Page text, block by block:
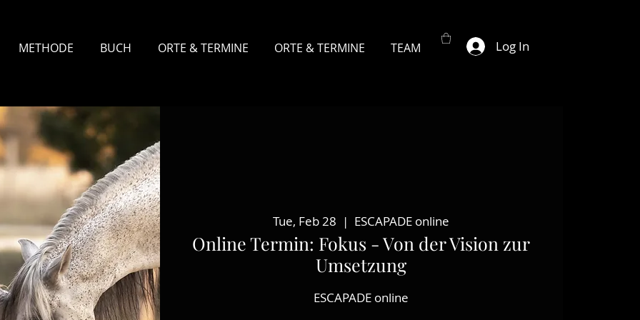
METHODE BUCH ORTE & TERMINE ORTE & TERMINE TEAM Log In
Tue, Feb 28
  |
ESCAPADE online
Online Termin: Fokus - Von der Vision zur
Umsetzung
ESCAPADE online